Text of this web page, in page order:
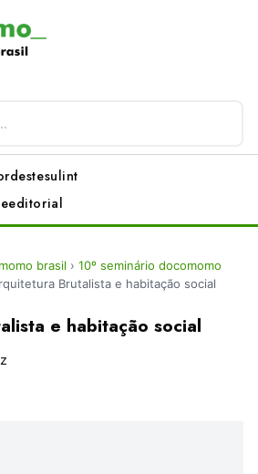
sulint
editorial
brasil › 10º seminário docomomo
Brutalista e habitação social
e habitação social